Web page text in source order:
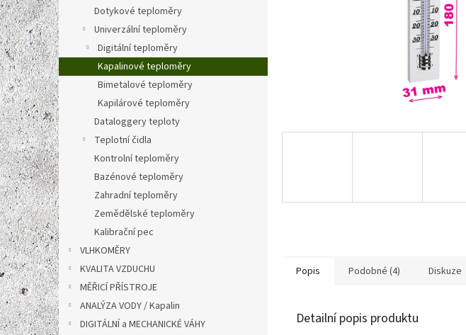
e
l
Dotykové teploměry
Univerzální teploměry
Digitální teploměry
Kapalinové teploměry
Bimetalové teploměry
Kapilárové teploměry
Dataloggery teploty
Teplotní čidla
Kontrolní teploměry
Bazénové teploměry
Zahradní teploměry
Zemědělské teploměry
Kalibrační pec
VLHKOMĚRY
KVALITA VZDUCHU
MĚŘICÍ PŘÍSTROJE
ANALÝZA VODY / Kapalin
DIGITÁLNÍ a MECHANICKÉ VÁHY
Popis Podobné (4) Diskuze
Detailní popis produktu